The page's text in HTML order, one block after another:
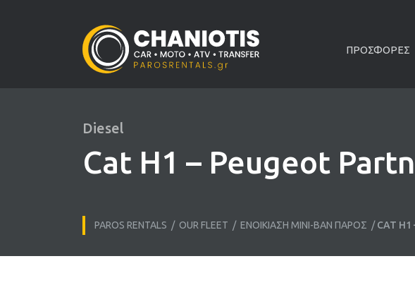
ΠΡΟΣΦΟΡΈΣ
Diesel
Cat H1 – Peugeot
PAROS RENTALS / OUR FLEET / ΕΝΟΙΚΊΑΣΗ ΜΊΝΙ-ΒΑΝ ΠΆΡΟΣ /CAT H1